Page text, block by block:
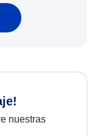
nuestras